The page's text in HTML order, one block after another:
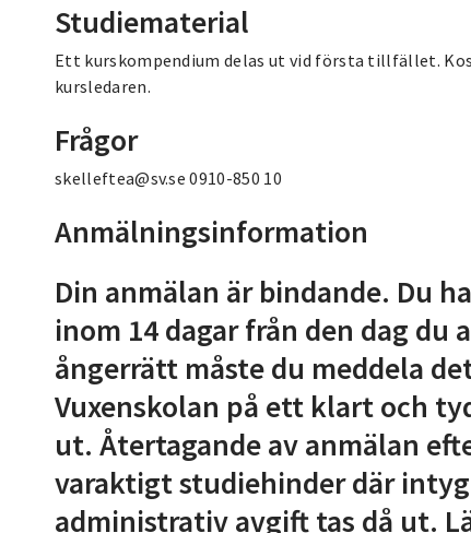
Studiematerial
Ett kurskompendium delas ut vid första tillfället.
kursledaren.
Frågor
skelleftea@sv.se 0910-850 10
Anmälningsinformation
Din anmälan är bindande. Du
inom 14 dagar från den dag
ångerrätt måste du meddela
Vuxenskolan på ett klart och
ut. Återtagande av anmälan
varaktigt studiehinder där
administrativ avgift tas då ut.